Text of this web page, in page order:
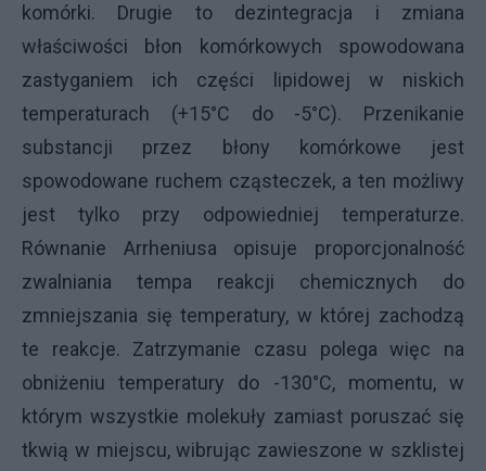
komórki. Drugie to dezintegracja i zmiana
właściwości błon komórkowych spowodowana
zastyganiem ich części lipidowej w niskich
temperaturach (+15°C do -5°C). Przenikanie
substancji przez błony komórkowe jest
spowodowane ruchem cząsteczek, a ten możliwy
jest tylko przy odpowiedniej temperaturze.
Równanie Arrheniusa opisuje proporcjonalność
zwalniania tempa reakcji chemicznych do
zmniejszania się temperatury, w której zachodzą
te reakcje. Zatrzymanie czasu polega więc na
obniżeniu temperatury do -130°C, momentu, w
którym wszystkie molekuły zamiast poruszać się
tkwią w miejscu, wibrując zawieszone w szklistej